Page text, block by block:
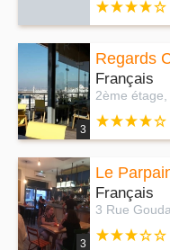
3
Regards
Français
3
Le
Français
3 Rue